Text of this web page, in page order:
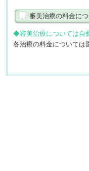
審美治療の料金に
◆審美治療については自
各治療の料金については